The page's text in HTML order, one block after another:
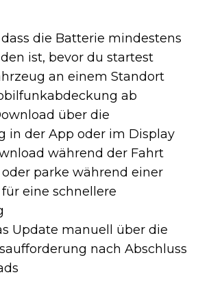
die Batterie mindestens
ist, bevor du startest
an einem Standort
ab
über die
in der App oder im Display
während der Fahrt
parke während einer
eine schnellere
Update manuell über die
nach Abschluss